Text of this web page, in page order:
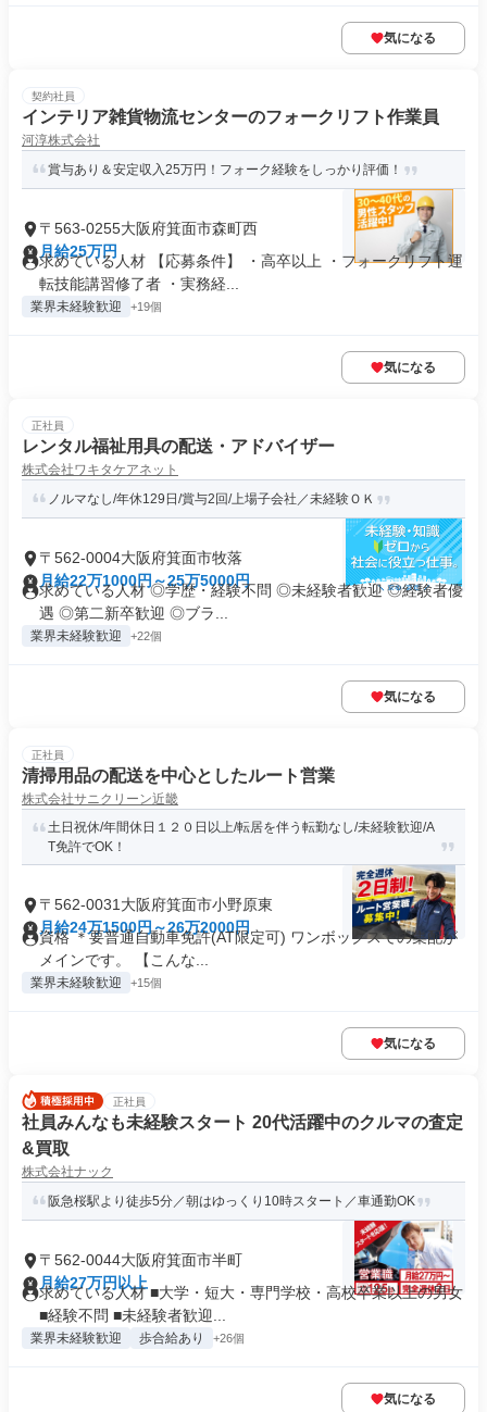
気になる
契約社員
インテリア雑貨物流センターのフォークリフト作業員
河淳株式会社
賞与あり＆安定収入25万円！フォーク経験をしっかり評価！
〒563-0255大阪府箕面市森町西
月給25万円
求めている人材 【応募条件】 ・高卒以上 ・フォークリフト運
転技能講習修了者 ・実務経...
業界未経験歓迎 +19個
気になる
正社員
レンタル福祉用具の配送・アドバイザー
株式会社ワキタケアネット
ノルマなし/年休129日/賞与2回/上場子会社／未経験ＯＫ
〒562-0004大阪府箕面市牧落
月給22万1000円～25万5000円
求めている人材 ◎学歴・経験不問 ◎未経験者歓迎 ◎経験者優
遇 ◎第二新卒歓迎 ◎ブラ...
業界未経験歓迎 +22個
気になる
正社員
清掃用品の配送を中心としたルート営業
株式会社サニクリーン近畿
土日祝休/年間休日１２０日以上/転居を伴う転勤なし/未経験歓迎/A
T免許でOK！
〒562-0031大阪府箕面市小野原東
月給24万1500円～26万2000円
資格 ＊要普通自動車免許(AT限定可) ワンボックスでの集配が
メインです。 【こんな...
業界未経験歓迎 +15個
気になる
正社員
社員みんなも未経験スタート 20代活躍中のクルマの査定
&買取
株式会社ナック
阪急桜駅より徒歩5分／朝はゆっくり10時スタート／車通勤OK
〒562-0044大阪府箕面市半町
月給27万円以上
求めている人材 ■大学・短大・専門学校・高校卒業以上の男女
■経験不問 ■未経験者歓迎...
業界未経験歓迎 歩合給あり +26個
気になる